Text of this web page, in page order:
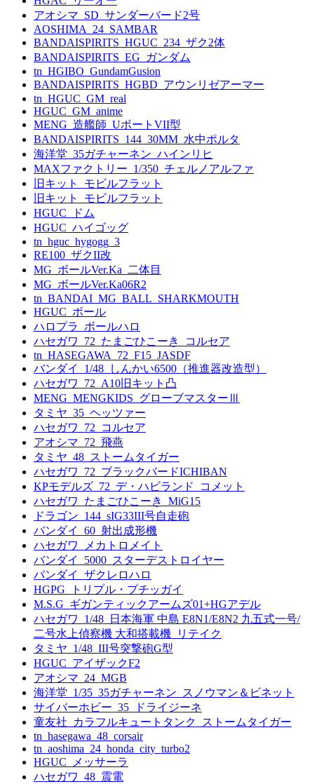
アオシマ_SD_サンダーバード2号
AOSHIMA_24_SAMBAR
BANDAISPIRITS_HGUC_234_ザク2体
BANDAISPIRITS_EG_ガンダム
tn_HGIBO_GundamGusion
BANDAISPIRITS_HGBD_アウンリゼアーマー
tn_HGUC_GM_real
HGUC_GM_anime
MENG_造艦師_UボートVII型
BANDAISPIRITS_144_30MM_水中ポルタ
海洋堂_35ガチャーネン_ハインリヒ
MAXファクトリー_1/350_チェルノアルファ
旧キット_モビルフラット
旧キット_モビルフラット
HGUC_ドム
HGUC_ハイゴッグ
tn_hguc_hygogg_3
RE100_ザクII改
MG_ボールVer.Ka_二体目
MG_ボールVer.Ka06R2
tn_BANDAI_MG_BALL_SHARKMOUTH
HGUC_ボール
ハロプラ_ボールハロ
ハセガワ_72_たまごひこーき_コルセア
tn_HASEGAWA_72_F15_JASDF
バンダイ_1/48_しんかい6500（推進器改造型）
ハセガワ_72_A10旧キット凸
MENG_MENGKIDS_グローブマスターⅢ
タミヤ_35_ヘッツァー
ハセガワ_72_コルセア
アオシマ_72_飛燕
タミヤ_48_ストームタイガー
ハセガワ_72_ブラックバードICHIBAN
KPモデルズ_72_デ・ハビランド_コメット
ハセガワ_たまごひこーき_MiG15
ドラゴン_144_sIG33III号自走砲
バンダイ_60_射出成形機
ハセガワ_メカトロメイト
バンダイ_5000_スターデストロイヤー
バンダイ_ザクレロハロ
HGPG_トリプル・プチッガイ
M.S.G_ギガンティックアームズ01+HGアデル
ハセガワ_1/48_日本海軍 中島 E8N1/E8N2 九五式一号/
二号水上偵察機 大和搭載機_リテイク
タミヤ_1/48_III号突撃砲G型
HGUC_アイザックF2
アオシマ_24_MGB
海洋堂_1/35_35ガチャーネン_スノウマン＆ビネット
サイバーホビー_35_ドライジーネ
童友社_カラフルキュートタンク_ストームタイガー
tn_hasegawa_48_corsair
tn_aoshima_24_honda_city_turbo2
HGUC_メッサーラ
ハセガワ_48_震電